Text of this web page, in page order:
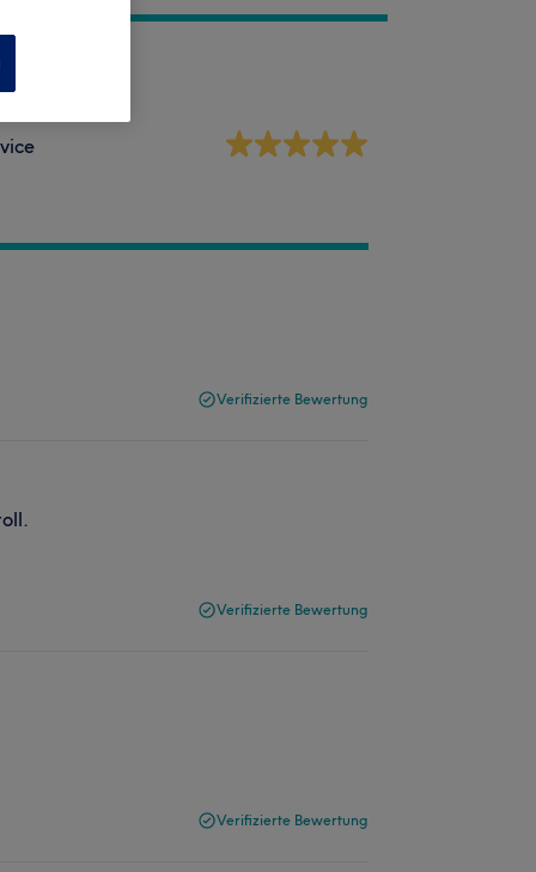
Verifizierte Bewertung
Verifizierte Bewertung
Verifizierte Bewertung